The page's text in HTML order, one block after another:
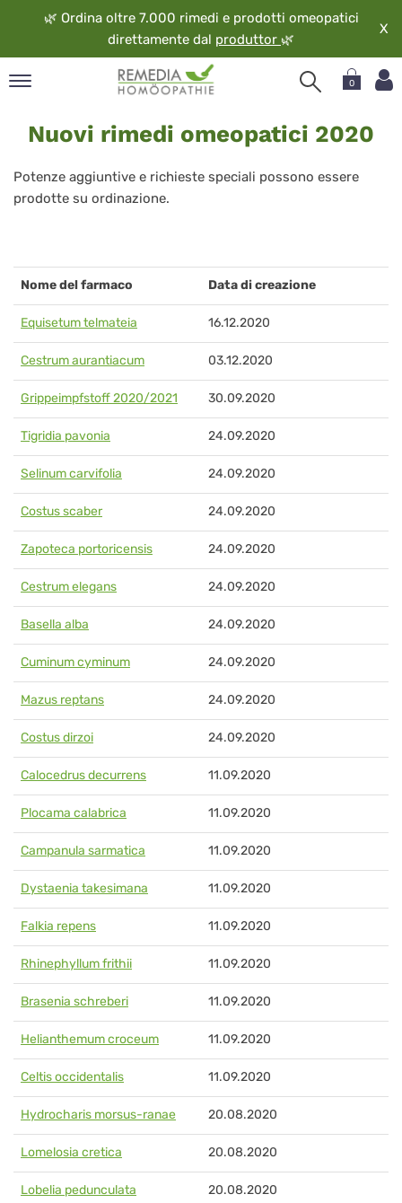
🌿 Ordina oltre 7.000 rimedi e prodotti omeopatici
direttamente dal produttor 🌿
X
0
rimedi
omeopatici
2020
Nuovi rimedi omeopatici 2020
Potenze aggiuntive e richieste speciali possono essere
prodotte su ordinazione.
Nome del farmaco Data di creazione
Equisetum telmateia 16.12.2020
Cestrum aurantiacum 03.12.2020
Grippeimpfstoff 2020/2021 30.09.2020
Tigridia pavonia 24.09.2020
Selinum carvifolia 24.09.2020
Costus scaber 24.09.2020
Zapoteca portoricensis 24.09.2020
Cestrum elegans 24.09.2020
Basella alba 24.09.2020
Cuminum cyminum 24.09.2020
Mazus reptans 24.09.2020
Costus dirzoi 24.09.2020
Calocedrus decurrens 11.09.2020
Plocama calabrica 11.09.2020
Campanula sarmatica 11.09.2020
Dystaenia takesimana 11.09.2020
Falkia repens 11.09.2020
Rhinephyllum frithii 11.09.2020
Brasenia schreberi 11.09.2020
Helianthemum croceum 11.09.2020
Celtis occidentalis 11.09.2020
Hydrocharis morsus-ranae 20.08.2020
Lomelosia cretica 20.08.2020
Lobelia pedunculata 20.08.2020